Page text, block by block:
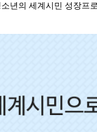
년의 세계시민 성장프